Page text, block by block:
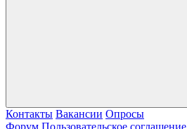
Контакты Вакансии Опросы
Форум Пользовательское соглашение